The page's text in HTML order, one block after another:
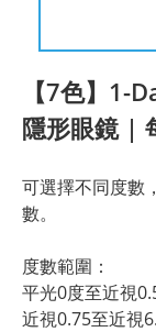
【7色】1-
隱形眼鏡 |
可選擇不同度數
數。
平光0度至近視
近視0.75至近視